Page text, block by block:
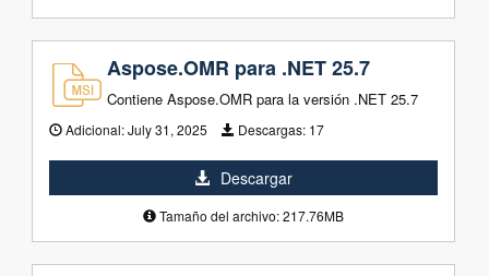
Aspose.OMR para .NET 25.7
Contiene Aspose.OMR para la versión .NET 25.7
Adicional:July 31, 2025 Descargas: 17
Descargar
Tamaño del archivo: 217.76MB